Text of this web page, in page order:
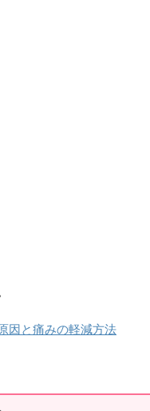
因と痛みの軽減方法